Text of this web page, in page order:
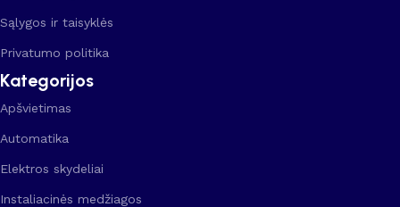
Sąlygos ir taisyklės
Privatumo politika
Kategorijos
Apšvietimas
Automatika
Elektros skydeliai
Instaliacinės medžiagos